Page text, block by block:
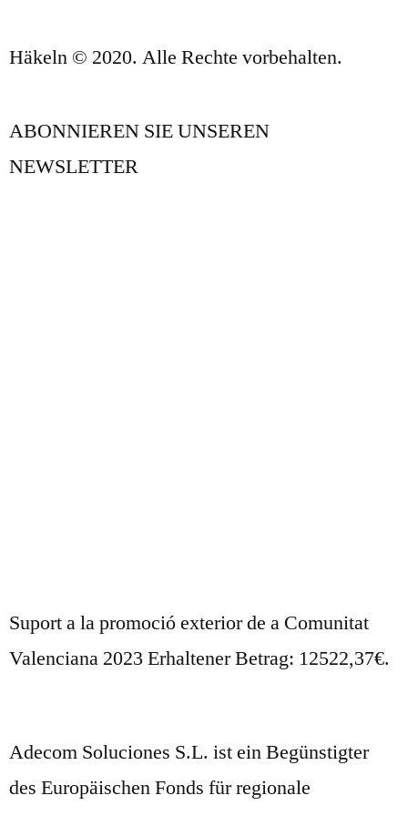
Häkeln © 2020. Alle Rechte vorbehalten.
ABONNIEREN SIE UNSEREN
NEWSLETTER
Suport a la promoció exterior de a Comunitat
Valenciana 2023 Erhaltener Betrag: 12522,37€.
Adecom Soluciones S.L. ist ein Begünstigter
des Europäischen Fonds für regionale